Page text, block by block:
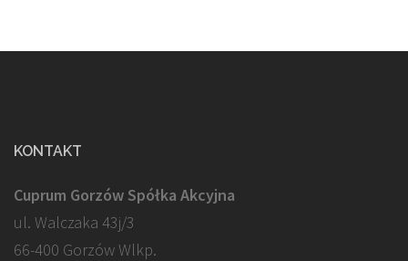
KONTAKT
Cuprum Gorzów Spółka Akcyjna
ul. Walczaka 43j/3
66-400 Gorzów Wlkp.